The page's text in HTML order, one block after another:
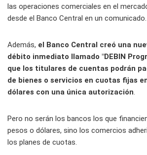
las operaciones comerciales en el
desde el Banco Central en un comunicado.
Además, el Banco Central creó una
débito inmediato llamado "DEBIN
que los titulares de cuentas podrán
de bienes o servicios en cuotas fijas
dólares con una única autorización.
Pero no serán los bancos los que
pesos o dólares, sino los comercios
los planes de cuotas.